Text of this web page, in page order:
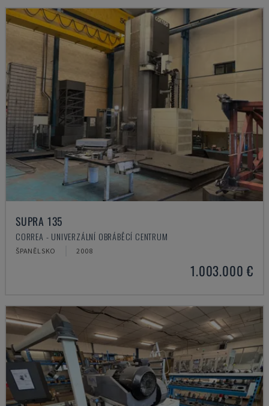
SUPRA 135
CORREA - UNIVERZÁLNÍ OBRÁBĚCÍ CENTRUM
ŠPANĚLSKO 2008
1.003.000 €